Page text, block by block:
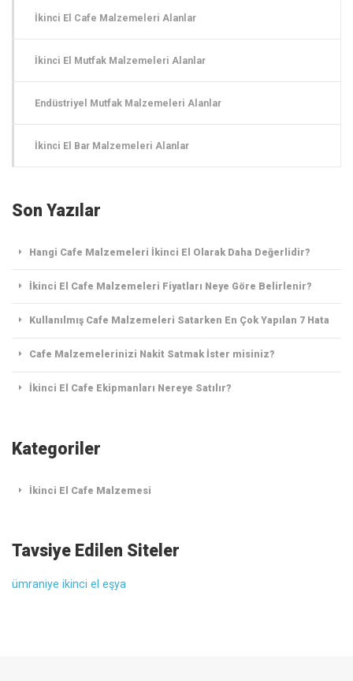
İkinci El Cafe Malzemeleri Alanlar
İkinci El Mutfak Malzemeleri Alanlar
Endüstriyel Mutfak Malzemeleri Alanlar
İkinci El Bar Malzemeleri Alanlar
Son Yazılar
Hangi Cafe Malzemeleri İkinci El Olarak Daha Değerlidir?
İkinci El Cafe Malzemeleri Fiyatları Neye Göre Belirlenir?
Kullanılmış Cafe Malzemeleri Satarken En Çok Yapılan 7 Hata
Cafe Malzemelerinizi Nakit Satmak İster misiniz?
İkinci El Cafe Ekipmanları Nereye Satılır?
Kategoriler
İkinci El Cafe Malzemesi
Tavsiye Edilen Siteler
ümraniye ikinci el eşya